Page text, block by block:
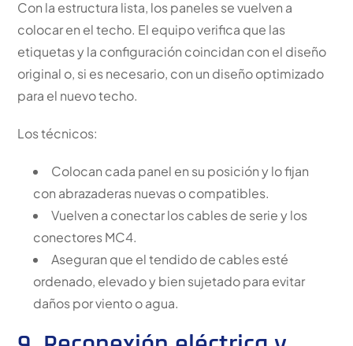
Con la estructura lista, los paneles se vuelven a
colocar en el techo. El equipo verifica que las
etiquetas y la configuración coincidan con el diseño
original o, si es necesario, con un diseño optimizado
para el nuevo techo.
Los técnicos:
Colocan cada panel en su posición y lo fijan
con abrazaderas nuevas o compatibles.
Vuelven a conectar los cables de serie y los
conectores MC4.
Aseguran que el tendido de cables esté
ordenado, elevado y bien sujetado para evitar
daños por viento o agua.